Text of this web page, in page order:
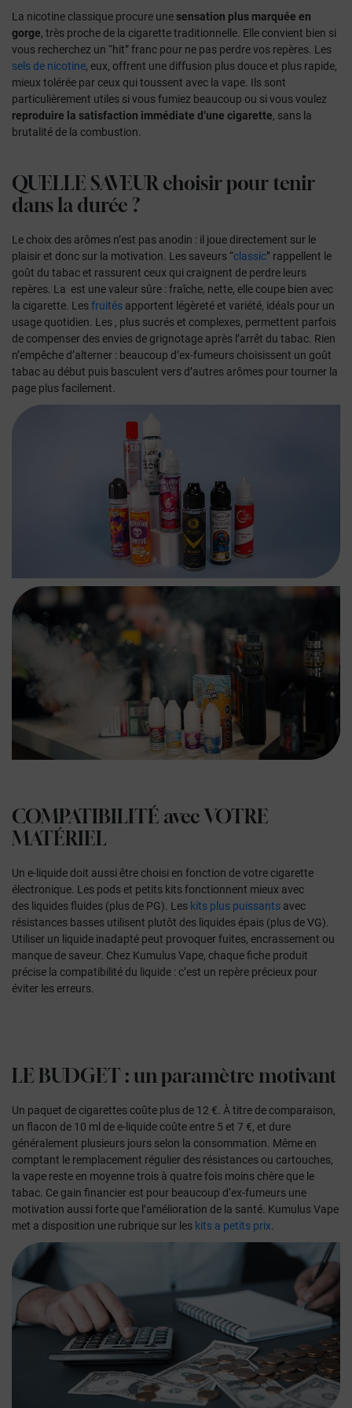
La nicotine classique procure une sensation plus marquée en
gorge, très proche de la cigarette traditionnelle. Elle convient bien si
vous recherchez un “hit” franc pour ne pas perdre vos repères. Les
sels de nicotine, eux, offrent une diffusion plus douce et plus rapide,
mieux tolérée par ceux qui toussent avec la vape. Ils sont
particulièrement utiles si vous fumiez beaucoup ou si vous voulez
reproduire la satisfaction immédiate d’une cigarette, sans la
brutalité de la combustion.
QUELLE SAVEUR choisir pour tenir
dans la durée ?
Le choix des arômes n’est pas anodin : il joue directement sur le
plaisir et donc sur la motivation. Les saveurs “classic” rappellent le
goût du tabac et rassurent ceux qui craignent de perdre leurs
repères. La est une valeur sûre : fraîche, nette, elle coupe bien avec
la cigarette. Lesfruités apportent légèreté et variété, idéals pour un
usage quotidien. Les , plus sucrés et complexes, permettent parfois
de compenser des envies de grignotage après l’arrêt du tabac. Rien
n’empêche d’alterner : beaucoup d’ex-fumeurs choisissent un goût
tabac au début puis basculent vers d’autres arômes pour tourner la
page plus facilement.
COMPATIBILITÉ avec VOTRE
MATÉRIEL
Un e-liquide doit aussi être choisi en fonction de votre cigarette
électronique. Les pods et petits kits fonctionnent mieux avec
des liquides fluides (plus de PG). Les kits plus puissants avec
résistances basses utilisent plutôt des liquides épais (plus de VG).
Utiliser un liquide inadapté peut provoquer fuites, encrassement ou
manque de saveur. Chez Kumulus Vape, chaque fiche produit
précise la compatibilité du liquide : c’est un repère précieux pour
éviter les erreurs.
LE BUDGET : un paramètre motivant
Un paquet de cigarettes coûte plus de 12 €. À titre de comparaison,
un flacon de 10 ml de e-liquide coûte entre 5 et 7 €, et dure
généralement plusieurs jours selon la consommation. Même en
comptant le remplacement régulier des résistances ou cartouches,
la vape reste en moyenne trois à quatre fois moins chère que le
tabac. Ce gain financier est pour beaucoup d’ex-fumeurs une
motivation aussi forte que l’amélioration de la santé. Kumulus Vape
met a disposition une rubrique sur les kits a petits prix.